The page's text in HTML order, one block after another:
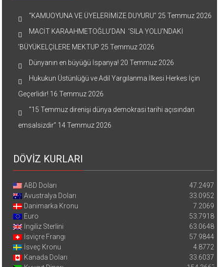
“KAMUOYUNA VE ÜYELERİMİZE DUYURU” 25 Temmuz 2026
MACİT KARAAHMETOĞLU’DAN ‘SILA YOLU’NDAKİ
’BÜYÜKELÇİLERE MEKTUP 25 Temmuz 2026
Dünyanın en büyüğü İspanya! 20 Temmuz 2026
Hukukun Üstünlüğü ve Adil Yargılanma İlkesi Herkes İçin
Geçerlidir! 16 Temmuz 2026
“15 Temmuz direnişi dünya demokrasi tarihi açısından
emsalsizdir” 14 Temmuz 2026
DÖVİZ KURLARI
ABD Doları
47.2497
Avustralya Doları
33.0952
Danimarka Kronu
7.2069
Euro
53.7918
İngiliz Sterlini
63.0648
İsviçre Frangı
57.9844
İsveç Kronu
4.8772
Kanada Doları
33.6037